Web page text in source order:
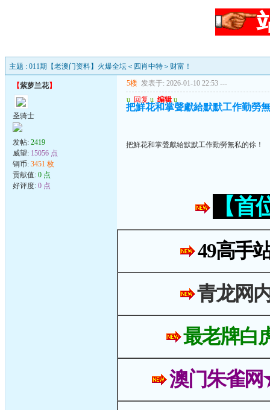
主题 : 011期【老澳门资料】火爆全坛＜四肖中特＞财富！
【紫萝兰花】
圣骑士
发帖: 2419
威望: 15056 点
铜币: 3451 枚
贡献值: 0 点
好评度: 0 点
5楼 发表于: 2026-01-10 22:53 ---
u 回复 u 编辑 u
把鮮花和掌聲獻給默默工作勤勞
把鮮花和掌聲獻給默默工作勤勞無私的伱！
【
49高手
青龙网
最老牌白
澳门朱雀